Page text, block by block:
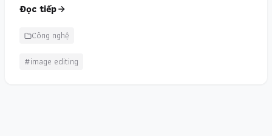
Đọc tiếp
Công nghệ
#image editing